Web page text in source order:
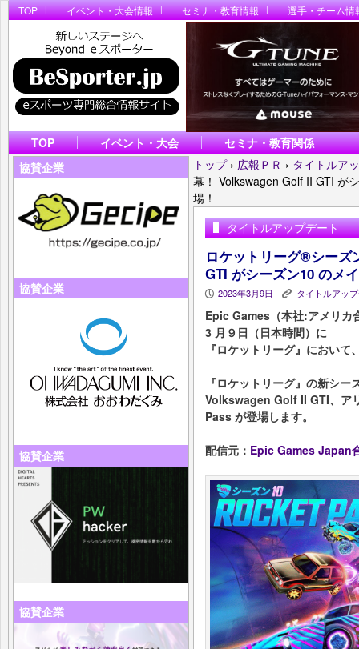
TOP イベント・大会情報 セミナ・教育情報 選手・チーム情
TOP イベント・大会
セミナ・教育関係
協賛企業
協賛企業
協賛企業
協賛企業
トップ › 広報ＰＲ › タイトルア
幕！ Volkswagen Golf II GTI が
場！
タイトルアップデート
ロケットリーグ®シー
GTI がシーズン10 のメ
P 2023年3月9日 K タイトルアッ
Epic Games（本社:アメリカ
3 月９日（日本時間）に
『ロケットリーグ』におい
『ロケットリーグ』の新シー
Volkswagen Golf II GTI、ア
Pass が登場します。
配信元： Epic Games Japan